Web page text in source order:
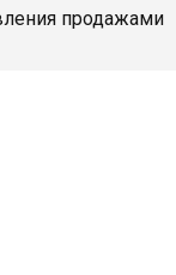
продажами